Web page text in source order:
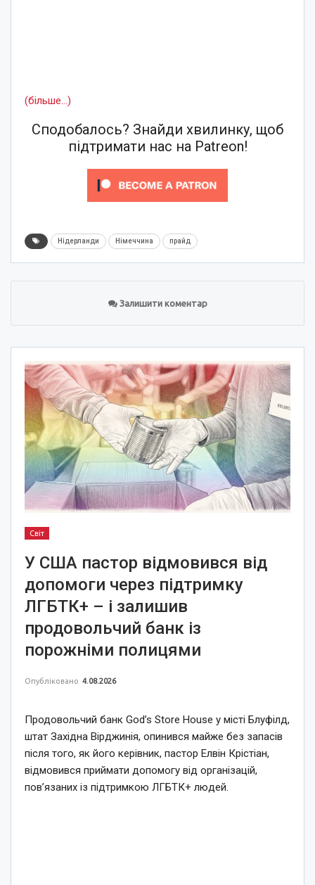
(більше…)
Сподобалось? Знайди хвилинку, щоб
підтримати нас на Patreon!
Нідерланди Німеччина прайд
Залишити коментар
Світ
У США пастор відмовився від
допомоги через підтримку
ЛГБТК+ – і залишив
продовольчий банк із
порожніми полицями
Опубліковано 4.08.2026
Продовольчий банк God’s Store House у місті Блуфілд,
штат Західна Вірджинія, опинився майже без запасів
після того, як його керівник, пастор Елвін Крістіан,
відмовився приймати допомогу від організацій,
пов’язаних із підтримкою ЛГБТК+ людей.